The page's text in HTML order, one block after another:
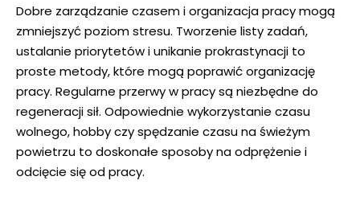
Dobre zarządzanie czasem i organizacja pracy mogą
zmniejszyć poziom stresu. Tworzenie listy zadań,
ustalanie priorytetów i unikanie prokrastynacji to
proste metody, które mogą poprawić organizację
pracy. Regularne przerwy w pracy są niezbędne do
regeneracji sił. Odpowiednie wykorzystanie czasu
wolnego, hobby czy spędzanie czasu na świeżym
powietrzu to doskonałe sposoby na odprężenie i
odcięcie się od pracy.